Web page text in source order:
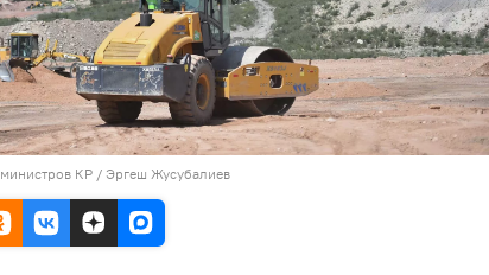
КР / Эргеш Жусубалиев